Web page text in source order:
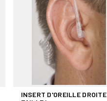
INSERT D'OREILLE DROITE